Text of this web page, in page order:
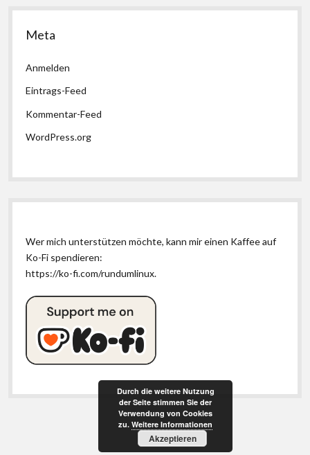
Meta
Anmelden
Eintrags-Feed
Kommentar-Feed
WordPress.org
Wer mich unterstützen möchte, kann mir einen Kaffee auf
Ko-Fi spendieren:
https://ko-fi.com/rundumlinux.
Durch die weitere Nutzung
der Seite stimmen Sie der
Verwendung von Cookies
zu. Weitere Informationen
Akzeptieren